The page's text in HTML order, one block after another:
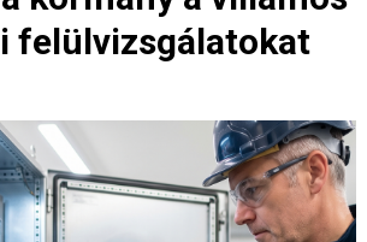
felülvizsgálatokat